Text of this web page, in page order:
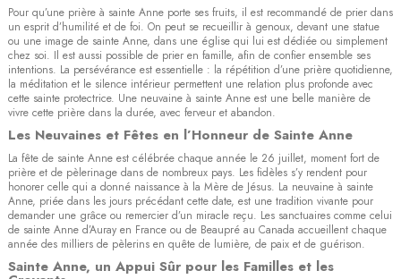
Pour qu’une prière à sainte Anne porte ses fruits, il est recommandé de prier dans
un esprit d’humilité et de foi. On peut se recueillir à genoux, devant une statue
ou une image de sainte Anne, dans une église qui lui est dédiée ou simplement
chez soi. Il est aussi possible de prier en famille, afin de confier ensemble ses
intentions. La persévérance est essentielle : la répétition d’une prière quotidienne,
la méditation et le silence intérieur permettent une relation plus profonde avec
cette sainte protectrice. Une neuvaine à sainte Anne est une belle manière de
vivre cette prière dans la durée, avec ferveur et abandon.
Les Neuvaines et Fêtes en l’Honneur de Sainte Anne
La fête de sainte Anne est célébrée chaque année le 26 juillet, moment fort de
prière et de pèlerinage dans de nombreux pays. Les fidèles s’y rendent pour
honorer celle qui a donné naissance à la Mère de Jésus. La neuvaine à sainte
Anne, priée dans les jours précédant cette date, est une tradition vivante pour
demander une grâce ou remercier d’un miracle reçu. Les sanctuaires comme celui
de sainte Anne d’Auray en France ou de Beaupré au Canada accueillent chaque
année des milliers de pèlerins en quête de lumière, de paix et de guérison.
Sainte Anne, un Appui Sûr pour les Familles et les